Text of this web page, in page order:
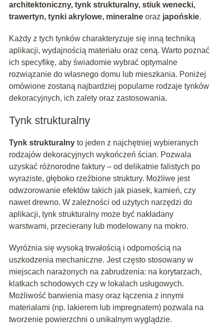
architektoniczny, tynk strukturalny, stiuk wenecki,
trawertyn, tynki akrylowe, mineralneoraz japońskie.
Każdy z tych tynków charakteryzuje się inną techniką
aplikacji, wydajnością materiału oraz ceną. Warto poznać
ich specyfikę, aby świadomie wybrać optymalne
rozwiązanie do własnego domu lub mieszkania. Poniżej
omówione zostaną najbardziej popularne rodzaje tynków
dekoracyjnych, ich zalety oraz zastosowania.
Tynk strukturalny
Tynk strukturalnyto jeden z najchętniej wybieranych
rodzajów dekoracyjnych wykończeń ścian. Pozwala
uzyskać różnorodne faktury – od delikatnie falistych po
wyraziste, głęboko rzeźbione struktury. Możliwe jest
odwzorowanie efektów takich jak piasek, kamień, czy
nawet drewno. W zależności od użytych narzędzi do
aplikacji, tynk strukturalny może być nakładany
warstwami, przecierany lub modelowany na mokro.
Wyróżnia się wysoką trwałością i odpornością na
uszkodzenia mechaniczne. Jest często stosowany w
miejscach narażonych na zabrudzenia: na korytarzach,
klatkach schodowych czy w lokalach usługowych.
Możliwość barwienia masy oraz łączenia z innymi
materiałami (np. lakierem lub impregnatem) pozwala na
tworzenie powierzchni o unikalnym wyglądzie.